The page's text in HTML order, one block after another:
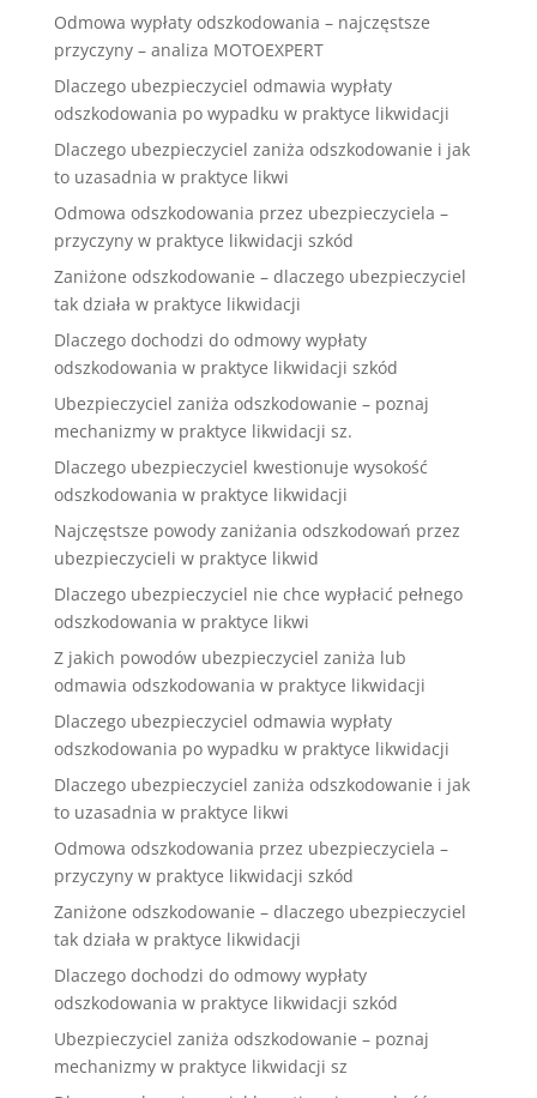
Odmowa wypłaty odszkodowania – najczęstsze
przyczyny – analiza MOTOEXPERT
Dlaczego ubezpieczyciel odmawia wypłaty
odszkodowania po wypadku w praktyce likwidacji
Dlaczego ubezpieczyciel zaniża odszkodowanie i jak
to uzasadnia w praktyce likwi
Odmowa odszkodowania przez ubezpieczyciela –
przyczyny w praktyce likwidacji szkód
Zaniżone odszkodowanie – dlaczego ubezpieczyciel
tak działa w praktyce likwidacji
Dlaczego dochodzi do odmowy wypłaty
odszkodowania w praktyce likwidacji szkód
Ubezpieczyciel zaniża odszkodowanie – poznaj
mechanizmy w praktyce likwidacji sz.
Dlaczego ubezpieczyciel kwestionuje wysokość
odszkodowania w praktyce likwidacji
Najczęstsze powody zaniżania odszkodowań przez
ubezpieczycieli w praktyce likwid
Dlaczego ubezpieczyciel nie chce wypłacić pełnego
odszkodowania w praktyce likwi
Z jakich powodów ubezpieczyciel zaniża lub
odmawia odszkodowania w praktyce likwidacji
Dlaczego ubezpieczyciel odmawia wypłaty
odszkodowania po wypadku w praktyce likwidacji
Dlaczego ubezpieczyciel zaniża odszkodowanie i jak
to uzasadnia w praktyce likwi
Odmowa odszkodowania przez ubezpieczyciela –
przyczyny w praktyce likwidacji szkód
Zaniżone odszkodowanie – dlaczego ubezpieczyciel
tak działa w praktyce likwidacji
Dlaczego dochodzi do odmowy wypłaty
odszkodowania w praktyce likwidacji szkód
Ubezpieczyciel zaniża odszkodowanie – poznaj
mechanizmy w praktyce likwidacji sz